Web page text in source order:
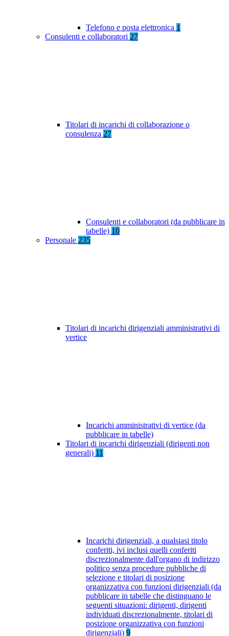
Telefono e posta elettronica 1
Consulenti e collaboratori 27
Titolari di incarichi di collaborazione o
consulenza 27
Consulenti e collaboratori (da pubblicare in
tabelle) 10
Personale 235
Titolari di incarichi dirigenziali amministrativi di
vertice
Incarichi amministrativi di vertice (da
pubblicare in tabelle)
Titolari di incarichi dirigenziali (dirigenti non
generali) 11
Incarichi dirigenziali, a qualsiasi titolo
conferiti, ivi inclusi quelli conferiti
discrezionalmente dall'organo di indirizzo
politico senza procedure pubbliche di
selezione e titolari di posizione
organizzativa con funzioni dirigenziali (da
pubblicare in tabelle che distinguano le
seguenti situazioni: dirigenti, dirigenti
individuati discrezionalmente, titolari di
posizione organizzativa con funzioni
dirigenziali) 9